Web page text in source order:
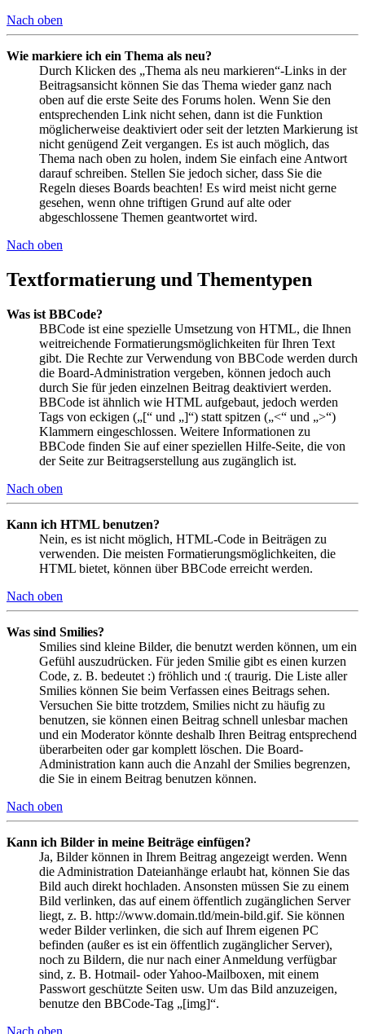
Nach oben
Wie markiere ich ein Thema als neu?
Durch Klicken des „Thema als neu markieren“-Links in der
Beitragsansicht können Sie das Thema wieder ganz nach
oben auf die erste Seite des Forums holen. Wenn Sie den
entsprechenden Link nicht sehen, dann ist die Funktion
möglicherweise deaktiviert oder seit der letzten Markierung ist
nicht genügend Zeit vergangen. Es ist auch möglich, das
Thema nach oben zu holen, indem Sie einfach eine Antwort
darauf schreiben. Stellen Sie jedoch sicher, dass Sie die
Regeln dieses Boards beachten! Es wird meist nicht gerne
gesehen, wenn ohne triftigen Grund auf alte oder
abgeschlossene Themen geantwortet wird.
Nach oben
Textformatierung und Thementypen
Was ist BBCode?
BBCode ist eine spezielle Umsetzung von HTML, die Ihnen
weitreichende Formatierungsmöglichkeiten für Ihren Text
gibt. Die Rechte zur Verwendung von BBCode werden durch
die Board-Administration vergeben, können jedoch auch
durch Sie für jeden einzelnen Beitrag deaktiviert werden.
BBCode ist ähnlich wie HTML aufgebaut, jedoch werden
Tags von eckigen („[“ und „]“) statt spitzen („<“ und „>“)
Klammern eingeschlossen. Weitere Informationen zu
BBCode finden Sie auf einer speziellen Hilfe-Seite, die von
der Seite zur Beitragserstellung aus zugänglich ist.
Nach oben
Kann ich HTML benutzen?
Nein, es ist nicht möglich, HTML-Code in Beiträgen zu
verwenden. Die meisten Formatierungsmöglichkeiten, die
HTML bietet, können über BBCode erreicht werden.
Nach oben
Was sind Smilies?
Smilies sind kleine Bilder, die benutzt werden können, um ein
Gefühl auszudrücken. Für jeden Smilie gibt es einen kurzen
Code, z. B. bedeutet :) fröhlich und :( traurig. Die Liste aller
Smilies können Sie beim Verfassen eines Beitrags sehen.
Versuchen Sie bitte trotzdem, Smilies nicht zu häufig zu
benutzen, sie können einen Beitrag schnell unlesbar machen
und ein Moderator könnte deshalb Ihren Beitrag entsprechend
überarbeiten oder gar komplett löschen. Die Board-
Administration kann auch die Anzahl der Smilies begrenzen,
die Sie in einem Beitrag benutzen können.
Nach oben
Kann ich Bilder in meine Beiträge einfügen?
Ja, Bilder können in Ihrem Beitrag angezeigt werden. Wenn
die Administration Dateianhänge erlaubt hat, können Sie das
Bild auch direkt hochladen. Ansonsten müssen Sie zu einem
Bild verlinken, das auf einem öffentlich zugänglichen Server
liegt, z. B. http://www.domain.tld/mein-bild.gif. Sie können
weder Bilder verlinken, die sich auf Ihrem eigenen PC
befinden (außer es ist ein öffentlich zugänglicher Server),
noch zu Bildern, die nur nach einer Anmeldung verfügbar
sind, z. B. Hotmail- oder Yahoo-Mailboxen, mit einem
Passwort geschützte Seiten usw. Um das Bild anzuzeigen,
benutze den BBCode-Tag „[img]“.
Nach oben